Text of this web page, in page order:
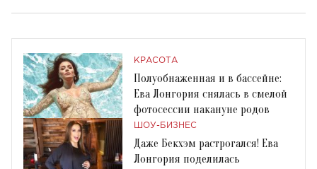
КРАСОТА
Полуобнаженная и в бассейне:
Ева Лонгория снялась в смелой
фотосессии накануне родов
ШОУ-БИЗНЕС
Даже Бекхэм растрогался! Ева
Лонгория поделилась